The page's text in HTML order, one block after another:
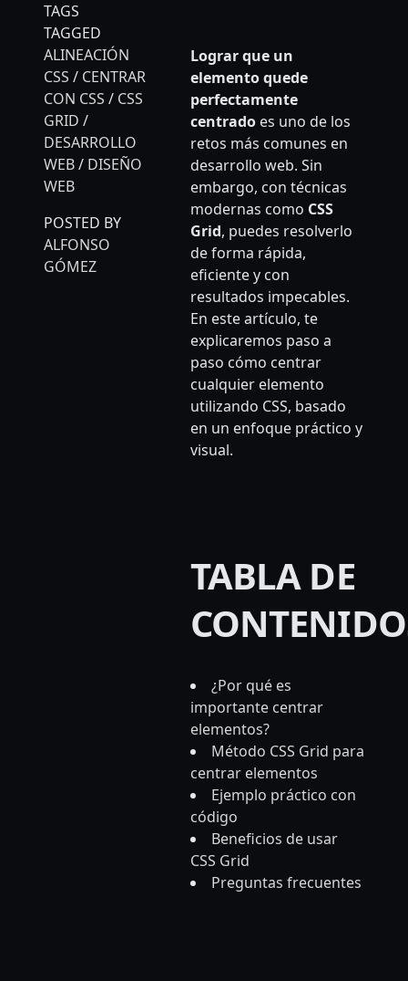
TAGS
TAGGED
ALINEACIÓN
CSS / CENTRAR
CON CSS / CSS
GRID /
DESARROLLO
WEB/ DISEÑO
WEB
POSTED BY
ALFONSO
GÓMEZ
Lograr que un
elemento quede
perfectamente
centradoes uno de los
retos más comunes en
desarrollo web. Sin
embargo, con técnicas
modernas como CSS
Grid, puedes resolverlo
de forma rápida,
eficiente y con
resultados impecables.
En este artículo, te
explicaremos paso a
paso cómo centrar
cualquier elemento
utilizando CSS, basado
en un enfoque práctico y
visual.
TABLA DE
¿Por qué es
importante centrar
elementos?
Método CSS Grid para
centrar elementos
Ejemplo práctico con
código
Beneficios de usar
CSS Grid
Preguntas frecuentes